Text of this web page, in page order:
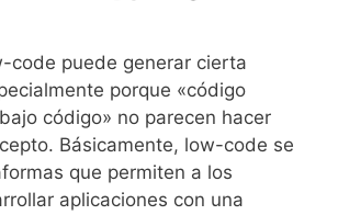
code puede generar cierta
porque «código
código» no parecen hacer
Básicamente, low-code se
que permiten a los
aplicaciones con una